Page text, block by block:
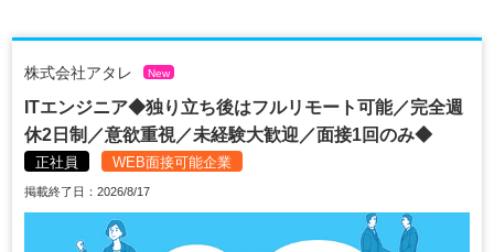
株式会社アタレ New
ITエンジニア◆独り立ち後はフルリモート可能／完全週
休2日制／意欲重視／未経験大歓迎／面接1回のみ◆
正社員 WEB面接可能企業
掲載終了日：2026/8/17